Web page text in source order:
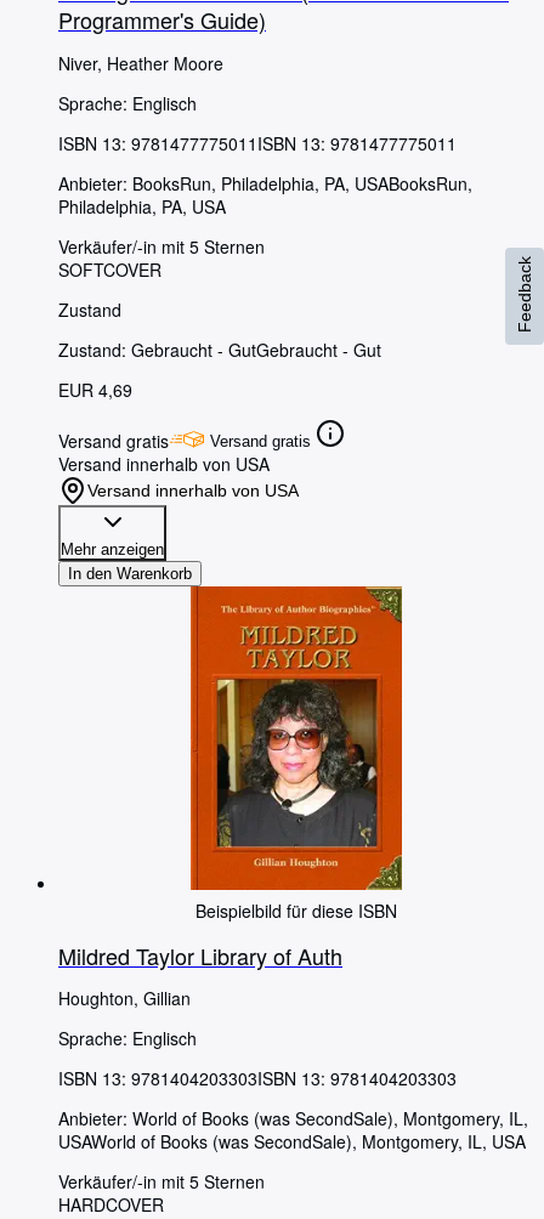
Programmer's Guide)
Niver, Heather Moore
Sprache: Englisch
ISBN 13: 9781477775011 ISBN 13: 9781477775011
Anbieter: BooksRun, Philadelphia, PA, USABooksRun,
Philadelphia, PA, USA
Verkäufer/-in mit 5 Sternen
SOFTCOVER
Zustand
Zustand: Gebraucht - GutGebraucht - Gut
EUR 4,69
Versand gratis Versand gratis
Versand innerhalb von USA
Versand innerhalb von USA
Mehr anzeigen
In den Warenkorb
Beispielbild für diese ISBN
Mildred Taylor Library of Auth
Houghton, Gillian
Sprache: Englisch
ISBN 13: 9781404203303ISBN 13: 9781404203303
Anbieter: World of Books (was SecondSale), Montgomery, IL,
USAWorld of Books (was SecondSale), Montgomery, IL, USA
Verkäufer/-in mit 5 Sternen
HARDCOVER
Feedback